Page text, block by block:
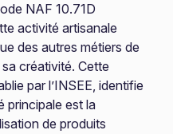
NAF 10.71D
activité artisanale
des autres métiers de
créativité. Cette
par l’INSEE, identifie
principale est la
de produits